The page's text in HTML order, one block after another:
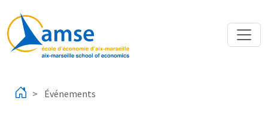
Événements